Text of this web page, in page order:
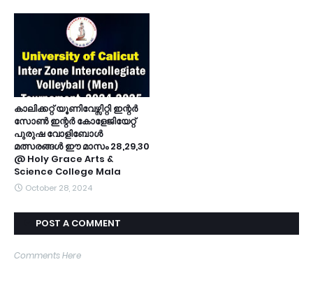
കാലിക്കറ്റ്‌ യൂണിവേഴ്സിറ്റി ഇന്റർ
സോൺ ഇന്റർ കോളേജിയേറ്റ്
പുരുഷ വോളിബോൾ
മത്സരങ്ങൾ ഈ മാസം 28,29,30
@ Holy Grace Arts &
Science College Mala
October 28, 2024
POST A COMMENT
Comments Here